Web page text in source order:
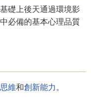
礎上後天通過環境影
必備的基本心理品質
維和創新能力 。